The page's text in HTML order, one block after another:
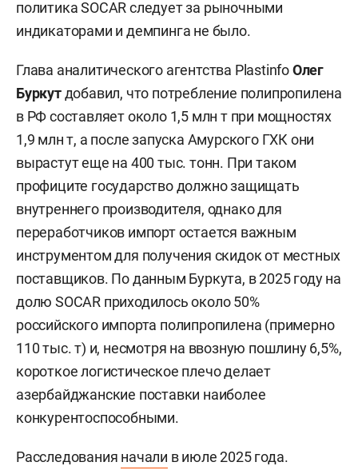
политика SOCAR следует за рыночными
индикаторами и демпинга не было.
Глава аналитического агентства PlastinfoОлег
Буркутдобавил, что потребление полипропилена
в РФ составляет около 1,5 млн т при мощностях
1,9 млн т, а после запуска Амурского ГХК они
вырастут еще на 400 тыс. тонн. При таком
профиците государство должно защищать
внутреннего производителя, однако для
переработчиков импорт остается важным
инструментом для получения скидок от местных
поставщиков. По данным Буркута, в 2025 году на
долю SOCAR приходилось около 50%
российского импорта полипропилена (примерно
110 тыс. т) и, несмотря на ввозную пошлину 6,5%,
короткое логистическое плечо делает
азербайджанские поставки наиболее
конкурентоспособными.
Расследования начали в июле 2025 года.